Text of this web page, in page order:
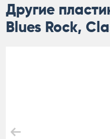
Другие
Blues Rock,